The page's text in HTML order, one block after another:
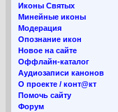
Иконы Святых
Минейные иконы
Модерация
Опознание икон
Новое на сайте
Оффлайн-каталог
Аудиозаписи канонов
О проекте / конт@кт
Помочь сайту
Форум